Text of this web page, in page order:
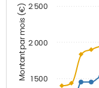
Montant par mois (€) 1 500
2 000
2 500